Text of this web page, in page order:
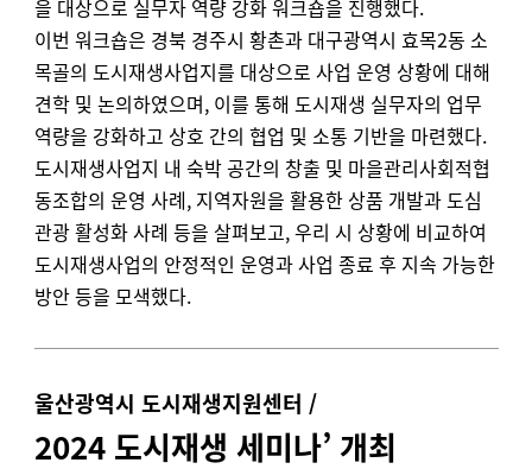
을 대상으로 실무자 역량 강화 워크숍을 진행했다.
이번 워크숍은 경북 경주시 황촌과 대구광역시 효목2동 소
목골의 도시재생사업지를 대상으로 사업 운영 상황에 대해
견학 및 논의하였으며, 이를 통해 도시재생 실무자의 업무
역량을 강화하고 상호 간의 협업 및 소통 기반을 마련했다.
도시재생사업지 내 숙박 공간의 창출 및 마을관리사회적협
동조합의 운영 사례, 지역자원을 활용한 상품 개발과 도심
관광 활성화 사례 등을 살펴보고, 우리 시 상황에 비교하여
도시재생사업의 안정적인 운영과 사업 종료 후 지속 가능한
방안 등을 모색했다.
울산광역시 도시재생지원센터 /
2024 도시재생 세미나’ 개최